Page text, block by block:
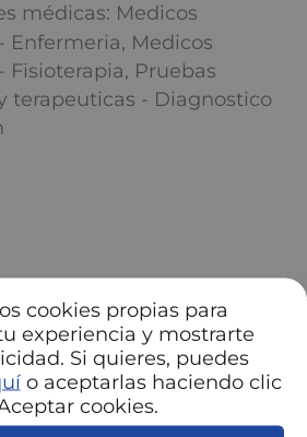
cookies propias para
experiencia y mostrarte
Si quieres, puedes
o aceptarlas haciendo clic
cookies.
médicas: Medicos
Enfermeria, Medicos
Fisioterapia, Pruebas
terapeuticas - Diagnostico